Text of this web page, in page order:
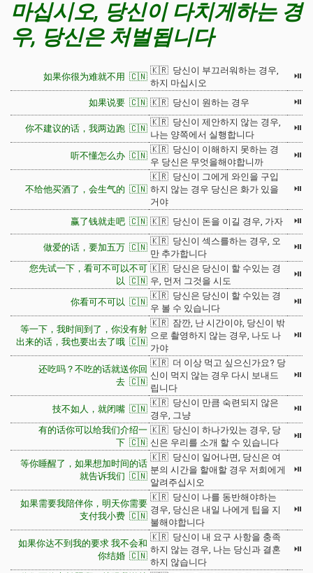
마십시오, 당신이 다치게하는 경
우, 당신은 처벌됩니다
如果你很为难就不用 🇨🇳
🇰🇷 당신이 부끄러워하는 경우,
하지 마십시오
⏯
如果说要 🇨🇳 🇰🇷 당신이 원하는 경우 ⏯
你不建议的话，我两边跑 🇨🇳
🇰🇷 당신이 제안하지 않는 경우,
나는 양쪽에서 실행합니다
⏯
听不懂怎么办 🇨🇳
🇰🇷 당신이 이해하지 못하는 경
우 당신은 무엇을해야합니까
⏯
不给他买酒了，会生气的 🇨🇳
🇰🇷 당신이 그에게 와인을 구입
하지 않는 경우 당신은 화가 있을
거야
⏯
赢了钱就走吧 🇨🇳 🇰🇷 당신이 돈을 이길 경우, 가자 ⏯
做爱的话，要加五万 🇨🇳
🇰🇷 당신이 섹스를하는 경우, 오
만 추가합니다
⏯
您先试一下，看可不可以不可
以 🇨🇳
🇰🇷 당신은 당신이 할 수있는 경
우, 먼저 그것을 시도
⏯
你看可不可以 🇨🇳
🇰🇷 당신은 당신이 할 수있는 경
우 볼 수 있습니다
⏯
等一下，我时间到了，你没有射
出来的话，我也要出去了哦 🇨🇳
🇰🇷 잠깐, 난 시간이야, 당신이 밖
으로 촬영하지 않는 경우, 나도 나
가야
⏯
还吃吗？不吃的话就送你回
去 🇨🇳
🇰🇷 더 이상 먹고 싶으신가요? 당
신이 먹지 않는 경우 다시 보내드
립니다
⏯
技不如人，就闭嘴 🇨🇳
🇰🇷 당신이 만큼 숙련되지 않은
경우, 그냥
⏯
有的话你可以给我们介绍一
下 🇨🇳
🇰🇷 당신이 하나가있는 경우, 당
신은 우리를 소개 할 수 있습니다
⏯
等你睡醒了，如果想加时间的话
就告诉我们 🇨🇳
🇰🇷 당신이 일어나면, 당신은 여
분의 시간을 할애할 경우 저희에게
알려주십시오
⏯
如果需要我陪伴你，明天你需要
支付我小费 🇨🇳
🇰🇷 당신이 나를 동반해야하는
경우, 당신은 내일 나에게 팁을 지
불해야합니다
⏯
如果你达不到我的要求 我不会和
你结婚 🇨🇳
🇰🇷 당신이 내 요구 사항을 충족
하지 않는 경우, 나는 당신과 결혼
하지 않습니다
⏯